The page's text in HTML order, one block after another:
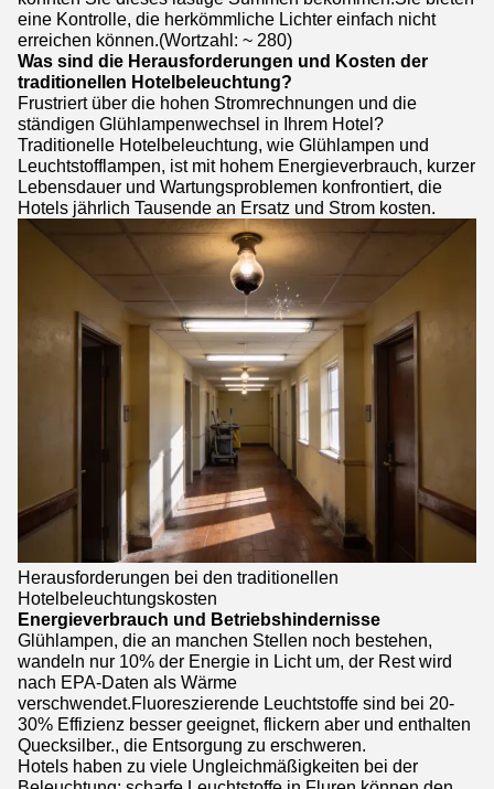
eine Kontrolle, die herkömmliche Lichter einfach nicht
erreichen können.(Wortzahl: ~ 280)
Was sind die Herausforderungen und Kosten der
traditionellen Hotelbeleuchtung?
Frustriert über die hohen Stromrechnungen und die
ständigen Glühlampenwechsel in Ihrem Hotel?
Traditionelle Hotelbeleuchtung, wie Glühlampen und
Leuchtstofflampen, ist mit hohem Energieverbrauch, kurzer
Lebensdauer und Wartungsproblemen konfrontiert, die
Hotels jährlich Tausende an Ersatz und Strom kosten.
Herausforderungen bei den traditionellen
Hotelbeleuchtungskosten
Energieverbrauch und Betriebshindernisse
Glühlampen, die an manchen Stellen noch bestehen,
wandeln nur 10% der Energie in Licht um, der Rest wird
nach EPA-Daten als Wärme
verschwendet.Fluoreszierende Leuchtstoffe sind bei 20-
30% Effizienz besser geeignet, flickern aber und enthalten
Quecksilber., die Entsorgung zu erschweren.
Hotels haben zu viele Ungleichmäßigkeiten bei der